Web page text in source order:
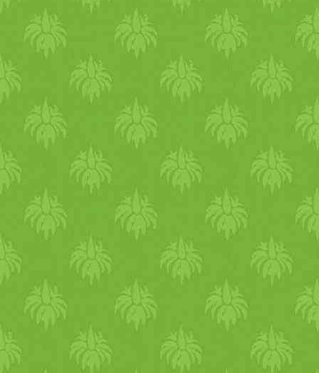
találka, kirándulás és
fesztiválok, de a Vata-k
hamar kimerülnek ha
túlhajszolják magukat.
Érdemes fix napi rutint
tartaniuk, eleget aludni és
rendszeresen étkezni. Napi
rutin Érdemes korábban
ébredni, mint az év más
időszakaiban és akár egy